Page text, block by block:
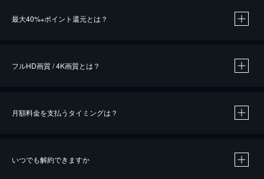
最大40%※ポイント還元とは？
※40％ポイント還元の対象は、クレジットカード決済による作品の購入 / レンタルです。
iOSアプリのUコイン決済による作品の購入 / レンタルは、20％のポイント還元です。
フルHD画質 / 4K画質とは？
月額料金を支払うタイミングは？
いつでも解約できますか